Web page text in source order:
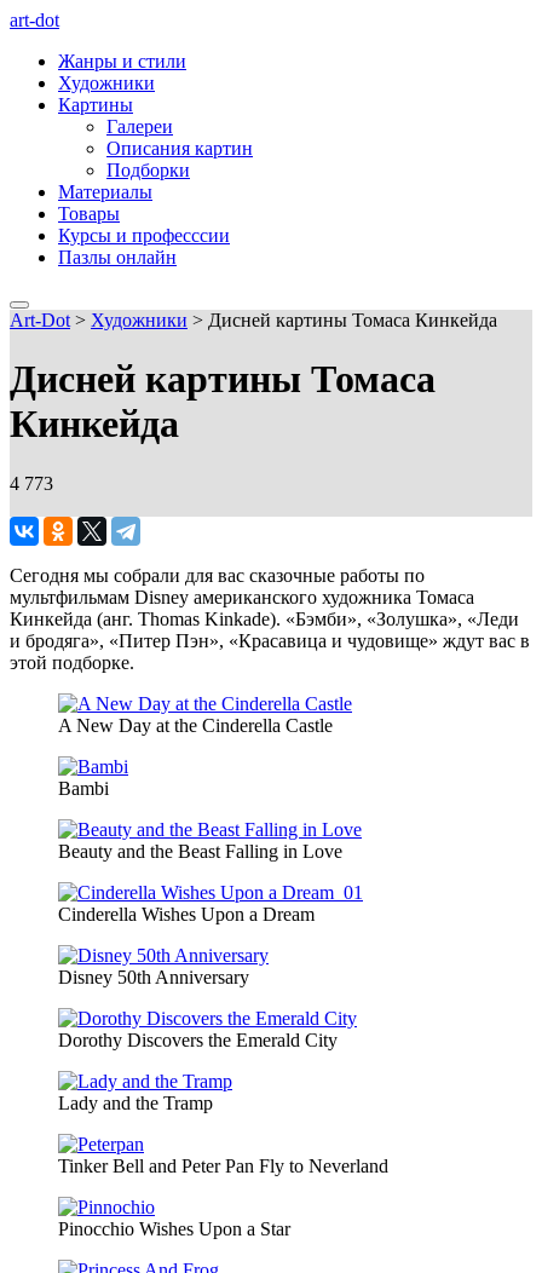
art-dot
Жанры и стили
Художники
Картины
Галереи
Описания картин
Подборки
Материалы
Товары
Курсы и професссии
Пазлы онлайн
Art-Dot > Художники > Дисней картины Томаса Кинкейда
Дисней картины Томаса
Кинкейда
4 773
Сегодня мы собрали для вас сказочные работы по
мультфильмам Disney американского художника Томаса
Кинкейда (анг. Thomas Kinkade). «Бэмби», «Золушка», «Леди
и бродяга», «Питер Пэн», «Красавица и чудовище» ждут вас в
этой подборке.
A New Day at the Cinderella Castle
Bambi
Beauty and the Beast Falling in Love
Cinderella Wishes Upon a Dream
Disney 50th Anniversary
Dorothy Discovers the Emerald City
Lady and the Tramp
Tinker Bell and Peter Pan Fly to Neverland
Pinocchio Wishes Upon a Star